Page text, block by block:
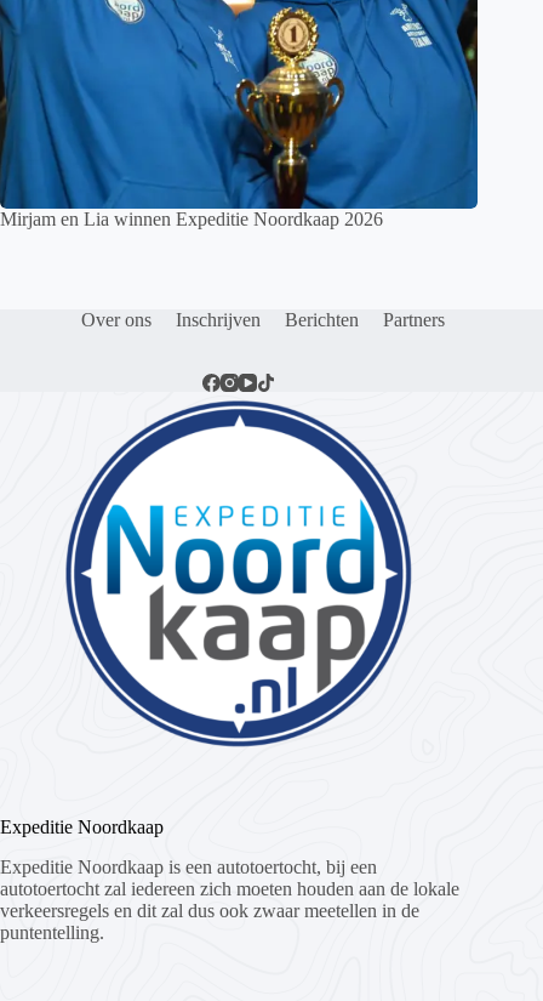
Mirjam en Lia winnen Expeditie Noordkaap 2026
Over ons Inschrijven Berichten Partners
Expeditie Noordkaap
Expeditie Noordkaap is een autotoertocht, bij een
autotoertocht zal iedereen zich moeten houden aan de lokale
verkeersregels en dit zal dus ook zwaar meetellen in de
puntentelling.